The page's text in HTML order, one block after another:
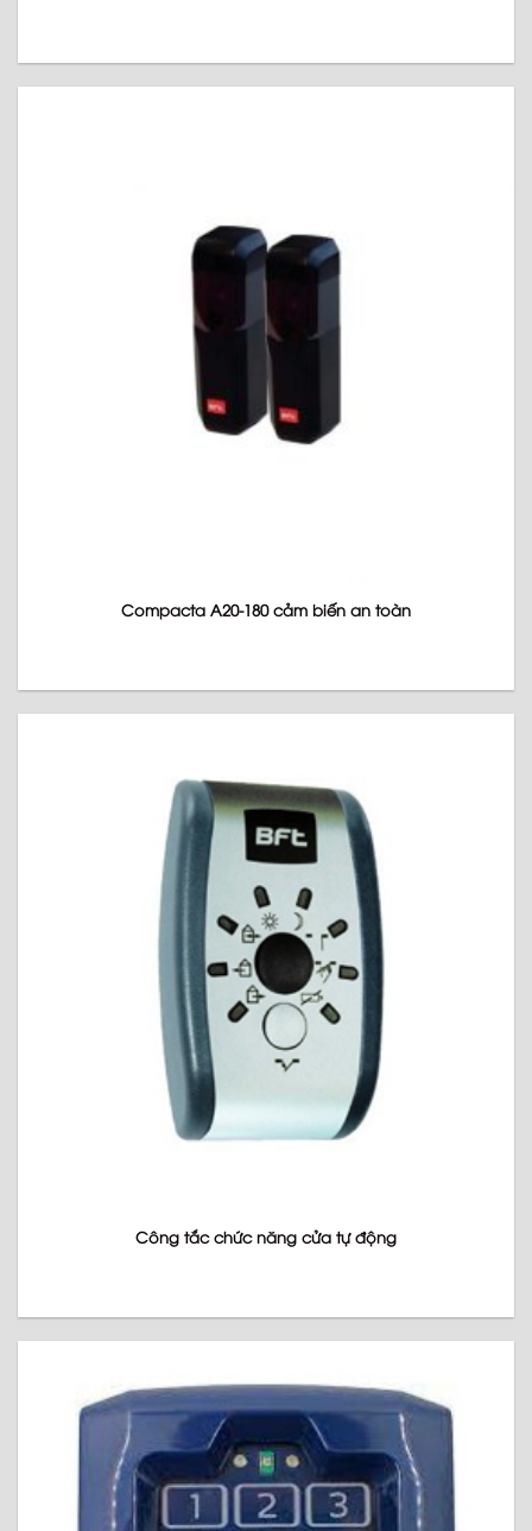
Compacta A20-180 cảm biến an toàn
Công tắc chức năng cửa tự động